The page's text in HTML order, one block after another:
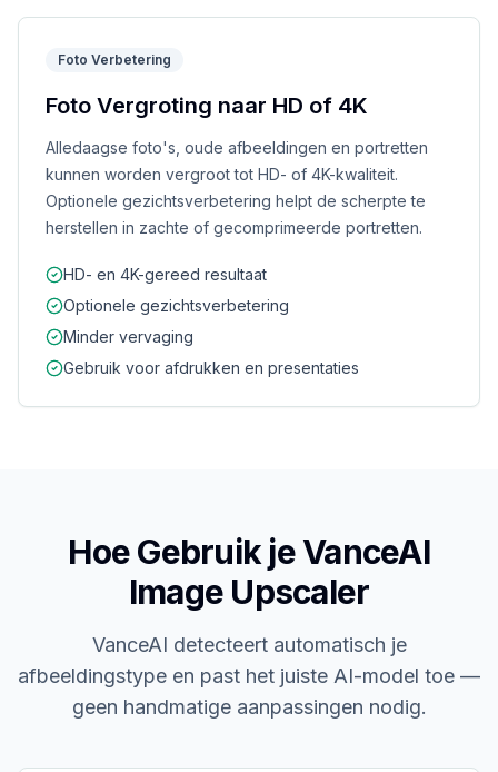
Foto Verbetering
Foto Vergroting naar HD of 4K
Alledaagse foto's, oude afbeeldingen en portretten
kunnen worden vergroot tot HD- of 4K-kwaliteit.
Optionele gezichtsverbetering helpt de scherpte te
herstellen in zachte of gecomprimeerde portretten.
HD- en 4K-gereed resultaat
Optionele gezichtsverbetering
Minder vervaging
Gebruik voor afdrukken en presentaties
Hoe Gebruik je VanceAI
Image Upscaler
VanceAI detecteert automatisch je
afbeeldingstype en past het juiste AI-model toe —
geen handmatige aanpassingen nodig.